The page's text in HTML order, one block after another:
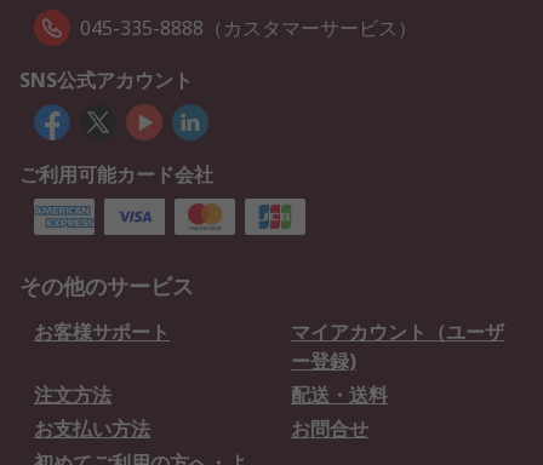
045-335-8888（カスタマーサービス）
SNS公式アカウント
ご利用可能カード会社
その他のサービス
お客様サポート
マイアカウント（ユーザ
ー登録)
注文方法
配送・送料
お支払い方法
お問合せ